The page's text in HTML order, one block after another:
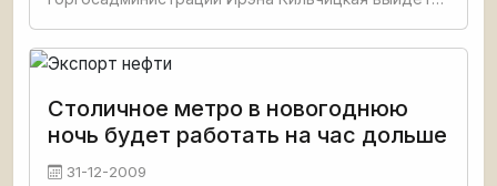
праздников. Об этом сообщил источник в
Киевсовете. О точной дате
Столичное метро в новогоднюю
ночь будет работать на час дольше
31-12-2009